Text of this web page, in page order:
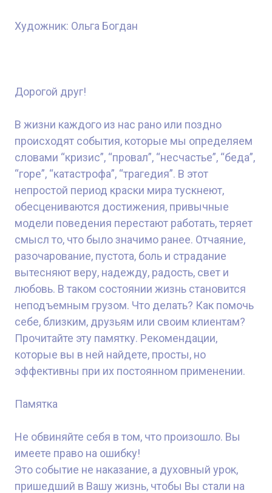
Художник: Ольга Богдан
Дорогой друг!
В жизни каждого из нас рано или поздно
происходят события, которые мы определяем
словами “кризис”, “провал”, “несчастье”, “беда”,
“горе”, “катастрофа”, “трагедия”. В этот
непростой период краски мира тускнеют,
обесцениваются достижения, привычные
модели поведения перестают работать, теряет
смысл то, что было значимо ранее. Отчаяние,
разочарование, пустота, боль и страдание
вытесняют веру, надежду, радость, свет и
любовь. В таком состоянии жизнь становится
неподъемным грузом. Что делать? Как помочь
себе, близким, друзьям или своим клиентам?
Прочитайте эту памятку. Рекомендации,
которые вы в ней найдете, просты, но
эффективны при их постоянном применении.
Памятка
Не обвиняйте себя в том, что произошло. Вы
имеете право на ошибку!
Это событие не наказание, а духовный урок,
пришедший в Вашу жизнь, чтобы Вы стали на